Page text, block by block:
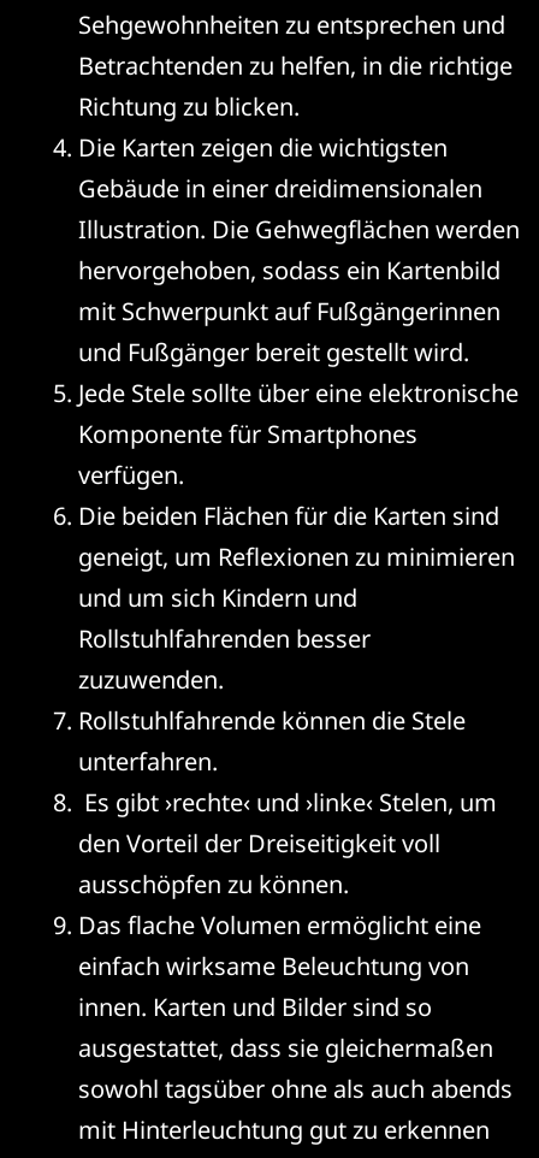
Sehgewohnheiten zu entsprechen und
Betrachtenden zu helfen, in die richtige
Richtung zu blicken.
Die Karten zeigen die wichtigsten
Gebäude in einer dreidimensionalen
Illustration. Die Gehwegflächen werden
hervorgehoben, sodass ein Kartenbild
mit Schwerpunkt auf Fußgängerinnen
und Fußgänger bereit gestellt wird.
Jede Stele sollte über eine elektronische
Komponente für Smartphones
verfügen.
Die beiden Flächen für die Karten sind
geneigt, um Reflexionen zu minimieren
und um sich Kindern und
Rollstuhlfahrenden besser
zuzuwenden.
Rollstuhlfahrende können die Stele
unterfahren.
Es gibt ›rechte‹ und ›linke‹ Stelen, um
den Vorteil der Dreiseitigkeit voll
ausschöpfen zu können.
Das flache Volumen ermöglicht eine
einfach wirksame Beleuchtung von
innen. Karten und Bilder sind so
ausgestattet, dass sie gleichermaßen
sowohl tagsüber ohne als auch abends
mit Hinterleuchtung gut zu erkennen